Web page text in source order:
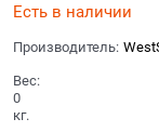
Есть в наличии
Производитель:
Вес:
0
кг.